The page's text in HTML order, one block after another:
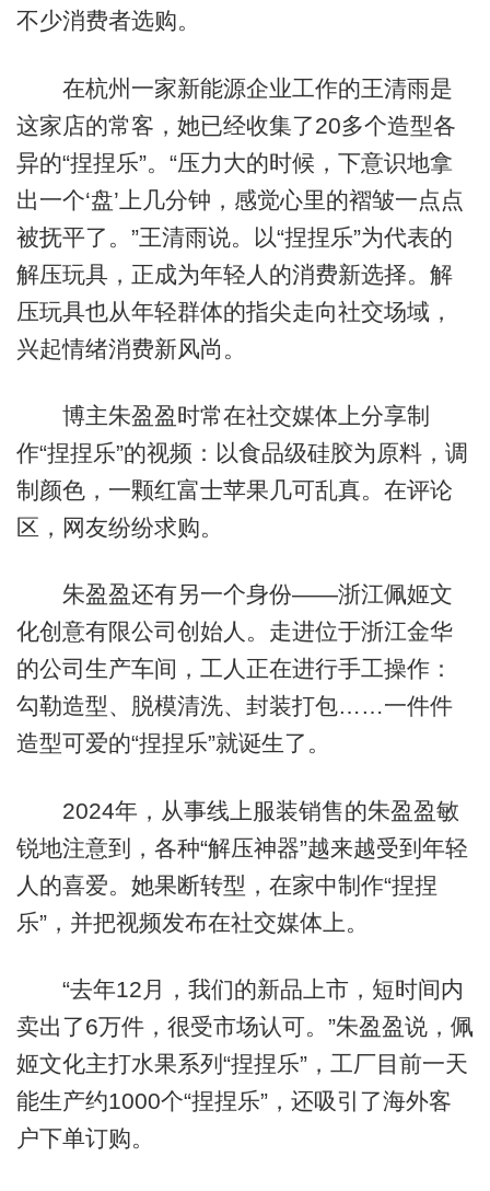
不少消费者选购。
在杭州一家新能源企业工作的王清雨是
这家店的常客，她已经收集了20多个造型各
异的“捏捏乐”。“压力大的时候，下意识地拿
出一个‘盘’上几分钟，感觉心里的褶皱一点点
被抚平了。”王清雨说。以“捏捏乐”为代表的
解压玩具，正成为年轻人的消费新选择。解
压玩具也从年轻群体的指尖走向社交场域，
兴起情绪消费新风尚。
博主朱盈盈时常在社交媒体上分享制
作“捏捏乐”的视频：以食品级硅胶为原料，调
制颜色，一颗红富士苹果几可乱真。在评论
区，网友纷纷求购。
朱盈盈还有另一个身份——浙江佩姬文
化创意有限公司创始人。走进位于浙江金华
的公司生产车间，工人正在进行手工操作：
勾勒造型、脱模清洗、封装打包……一件件
造型可爱的“捏捏乐”就诞生了。
2024年，从事线上服装销售的朱盈盈敏
锐地注意到，各种“解压神器”越来越受到年轻
人的喜爱。她果断转型，在家中制作“捏捏
乐”，并把视频发布在社交媒体上。
“去年12月，我们的新品上市，短时间内
卖出了6万件，很受市场认可。”朱盈盈说，佩
姬文化主打水果系列“捏捏乐”，工厂目前一天
能生产约1000个“捏捏乐”，还吸引了海外客
户下单订购。